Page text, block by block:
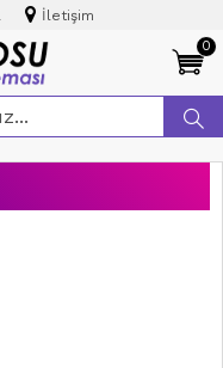
İletişim
0